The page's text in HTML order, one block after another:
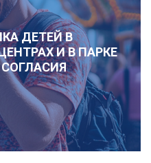
ДЕТЕЙ В
И В ПАРКЕ